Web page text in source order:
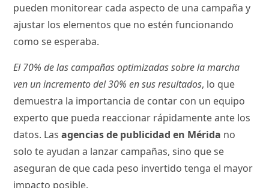
pueden monitorear cada aspecto de una campaña y
ajustar los elementos que no estén funcionando
como se esperaba.
El 70% de las campañas optimizadas sobre la marcha
ven un incremento del 30% en sus resultados, lo que
demuestra la importancia de contar con un equipo
experto que pueda reaccionar rápidamente ante los
datos. Lasagencias de publicidad en Mérida no
solo te ayudan a lanzar campañas, sino que se
aseguran de que cada peso invertido tenga el mayor
impacto posible.